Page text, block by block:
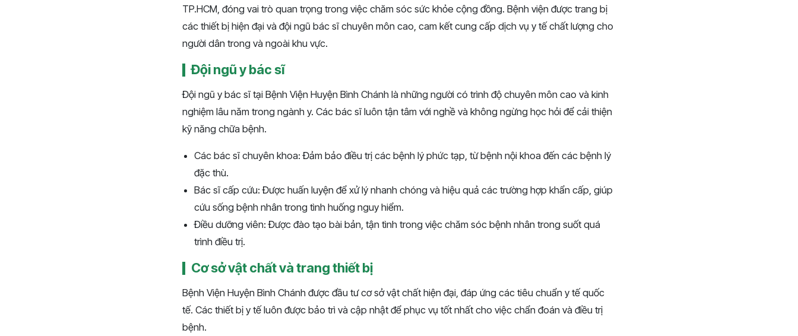
TP.HCM, đóng vai trò quan trọng trong việc chăm sóc sức khỏe cộng đồng. Bệnh viện được trang bị
các thiết bị hiện đại và đội ngũ bác sĩ chuyên môn cao, cam kết cung cấp dịch vụ y tế chất lượng cho
người dân trong và ngoài khu vực.
Đội ngũ y bác sĩ
Đội ngũ y bác sĩ tại Bệnh Viện Huyện Bình Chánh là những người có trình độ chuyên môn cao và kinh
nghiệm lâu năm trong ngành y. Các bác sĩ luôn tận tâm với nghề và không ngừng học hỏi để cải thiện
kỹ năng chữa bệnh.
Các bác sĩ chuyên khoa: Đảm bảo điều trị các bệnh lý phức tạp, từ bệnh nội khoa đến các bệnh lý
đặc thù.
Bác sĩ cấp cứu: Được huấn luyện để xử lý nhanh chóng và hiệu quả các trường hợp khẩn cấp, giúp
cứu sống bệnh nhân trong tình huống nguy hiểm.
Điều dưỡng viên: Được đào tạo bài bản, tận tình trong việc chăm sóc bệnh nhân trong suốt quá
trình điều trị.
Cơ sở vật chất và trang thiết bị
Bệnh Viện Huyện Bình Chánh được đầu tư cơ sở vật chất hiện đại, đáp ứng các tiêu chuẩn y tế quốc
tế. Các thiết bị y tế luôn được bảo trì và cập nhật để phục vụ tốt nhất cho việc chẩn đoán và điều trị
bệnh.